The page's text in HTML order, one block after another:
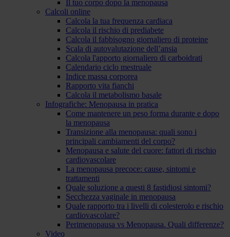
Il tuo corpo dopo la menopausa
Calcoli online
Calcola la tua frequenza cardiaca
Calcola il rischio di prediabete
Calcola il fabbisogno giornaliero di proteine
Scala di autovalutazione dell’ansia
Calcola l'apporto giornaliero di carboidrati
Calendario ciclo mestruale
Indice massa corporea
Rapporto vita fianchi
Calcola il metabolismo basale
Infografiche: Menopausa in pratica
Come mantenere un peso forma durante e dopo
la menopausa
Transizione alla menopausa: quali sono i
principali cambiamenti del corpo?
Menopausa e salute del cuore: fattori di rischio
cardiovascolare
La menopausa precoce: cause, sintomi e
trattamenti
Quale soluzione a questi 8 fastidiosi sintomi?
Secchezza vaginale in menopausa
Quale rapporto tra i livelli di colesterolo e rischio
cardiovascolare?
Perimenopausa vs Menopausa. Quali differenze?
Video